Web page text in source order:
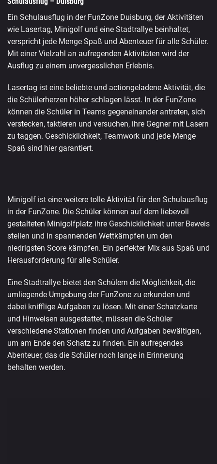
Ein Schulausflug in der FunZone Duisburg, der Aktivitäten
wie Lasertag, Minigolf und eine Stadtrallye beinhaltet,
verspricht jede Menge Spaß und Abenteuer für alle Schüler.
Mit einer Vielzahl an aufregenden Aktivitäten wird der
Ausflug zu einem unvergesslichen Erlebnis.
Lasertag ist eine beliebte und actiongeladene Aktivität, die
die Schülerherzen höher schlagen lässt. In der FunZone
können die Schüler in Teams gegeneinander antreten, sich
verstecken, taktieren und versuchen, ihre Gegner mit Lasern
zu taggen. Geschicklichkeit, Teamwork und jede Menge
Spaß sind hier garantiert.
Minigolf ist eine weitere tolle Aktivität für den Schulausflug
in der FunZone. Die Schüler können auf dem liebevoll
gestalteten Minigolfplatz ihre Geschicklichkeit unter Beweis
stellen und in spannenden Wettkämpfen um den
niedrigsten Score kämpfen. Ein perfekter Mix aus Spaß und
Herausforderung für alle Schüler.
Eine Stadtrallye bietet den Schülern die Möglichkeit, die
umliegende Umgebung der FunZone zu erkunden und
dabei knifflige Aufgaben zu lösen. Mit einer Schatzkarte
und Hinweisen ausgestattet, müssen die Schüler
verschiedene Stationen finden und Aufgaben bewältigen,
um am Ende den Schatz zu finden. Ein aufregendes
Abenteuer, das die Schüler noch lange in Erinnerung
behalten werden.